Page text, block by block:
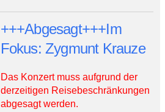
+++Abgesagt+++Im
Fokus: Zygmunt Krauze
Das Konzert muss aufgrund der
derzeitigen Reisebeschränkungen
abgesagt werden.